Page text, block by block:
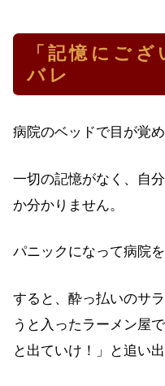
「記憶にご
バレ
病院のベッドで目が覚
一切の記憶がなく、自
か分かりません。
パニックになって病院
すると、酔っ払いのサ
うと入ったラーメン屋
と出ていけ！」と追い